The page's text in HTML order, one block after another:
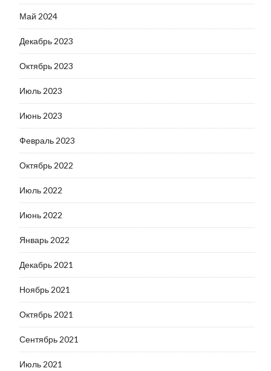
Май 2024
Декабрь 2023
Октябрь 2023
Июль 2023
Июнь 2023
Февраль 2023
Октябрь 2022
Июль 2022
Июнь 2022
Январь 2022
Декабрь 2021
Ноябрь 2021
Октябрь 2021
Сентябрь 2021
Июль 2021